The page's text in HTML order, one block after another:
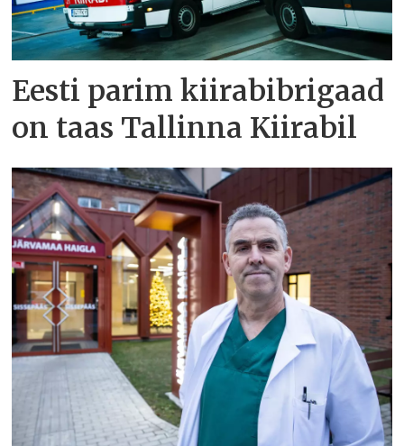
Eesti parim kiirabibrigaad
on taas Tallinna Kiirabil